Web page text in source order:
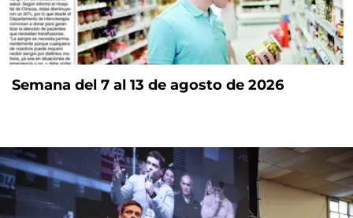
Semana del 7 al 13 de agosto de 2026